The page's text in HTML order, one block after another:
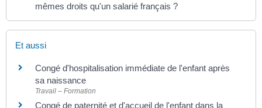
mêmes droits qu'un salarié français ?
Et aussi
Congé d'hospitalisation immédiate de l'enfant après
sa naissance
Travail – Formation
Congé de paternité et d'accueil de l'enfant dans la